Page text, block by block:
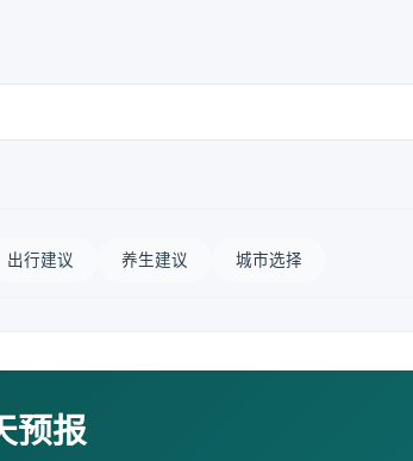
出行建议 养生建议 城市选择
预报